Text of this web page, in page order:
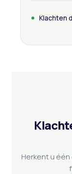
Klachten
Herkent u